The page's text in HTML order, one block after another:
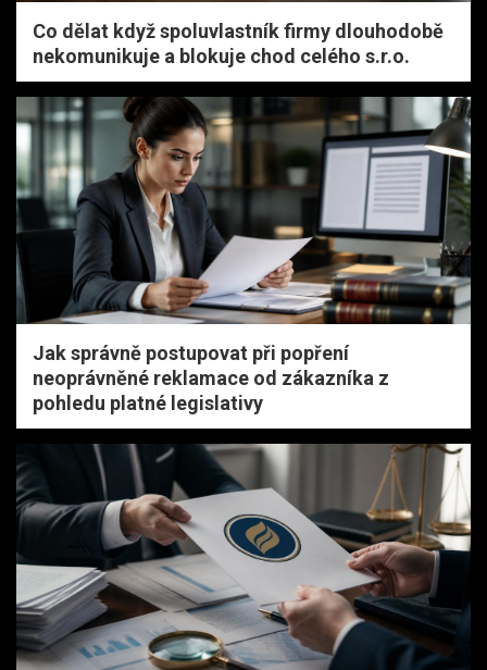
Co dělat když spoluvlastník firmy dlouhodobě
nekomunikuje a blokuje chod celého s.r.o.
Jak správně postupovat při popření
neoprávněné reklamace od zákazníka z
pohledu platné legislativy